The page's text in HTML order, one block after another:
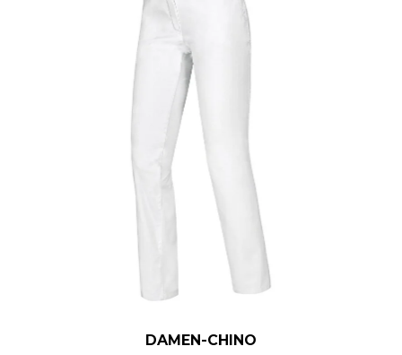
DAMEN-CHINO